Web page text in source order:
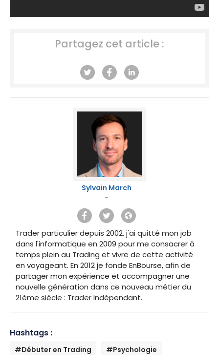
Partagez cet article :
Sylvain March
-
Trader particulier depuis 2002, j'ai quitté mon job
dans l'informatique en 2009 pour me consacrer à
temps plein au Trading et vivre de cette activité
en voyageant. En 2012 je fonde EnBourse, afin de
partager mon expérience et accompagner une
nouvelle génération dans ce nouveau métier du
21ème siècle : Trader Indépendant.
Hashtags :
#Débuter en Trading
#Psychologie